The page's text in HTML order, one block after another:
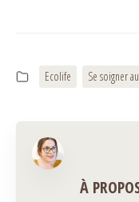
Ecolife Se soigner
À